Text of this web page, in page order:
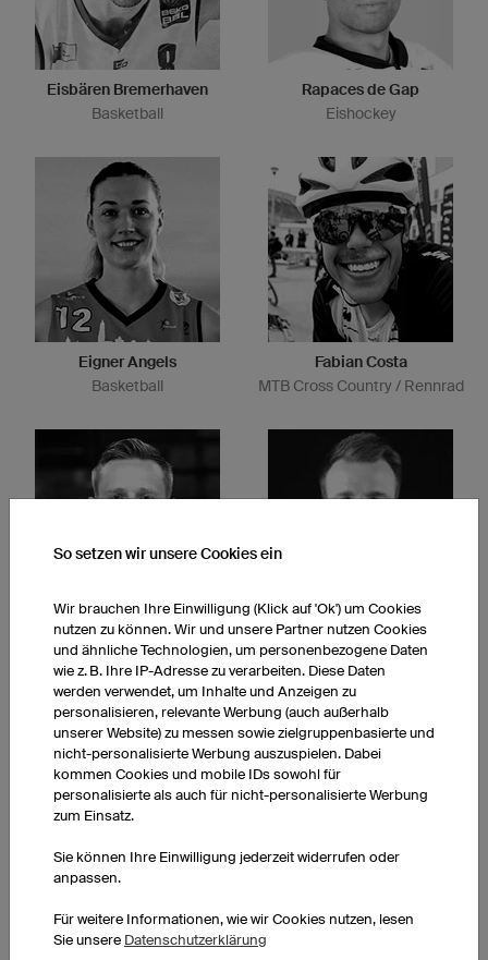
Eisbären Bremerhaven
Basketball
Rapaces de Gap
Eishockey
Eigner Angels
Basketball
Fabian Costa
MTB Cross Country / Rennrad
Brûleurs de loups
Eishockey
Niners Chemnitz
Basketball
Triathlon/Radsport
So setzen wir unsere Cookies ein
Wir brauchen Ihre Einwilligung (Klick auf 'Ok') um Cookies
nutzen zu können. Wir und unsere Partner nutzen Cookies
und ähnliche Technologien, um personenbezogene Daten
wie z. B. Ihre IP-Adresse zu verarbeiten. Diese Daten
werden verwendet, um Inhalte und Anzeigen zu
personalisieren, relevante Werbung (auch außerhalb
unserer Website) zu messen sowie zielgruppenbasierte und
nicht-personalisierte Werbung auszuspielen. Dabei
kommen Cookies und mobile IDs sowohl für
personalisierte als auch für nicht-personalisierte Werbung
zum Einsatz.
Sie können Ihre Einwilligung jederzeit widerrufen oder
anpassen.
Für weitere Informationen, wie wir Cookies nutzen, lesen
Sie unsere Datenschutzerklärung